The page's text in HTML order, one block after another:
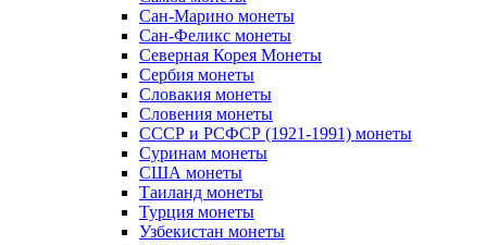
Сан-Марино монеты
Сан-Феликс монеты
Северная Корея Монеты
Сербия монеты
Словакия монеты
Словения монеты
СССР и РСФСР (1921-1991) монеты
Суринам монеты
США монеты
Таиланд монеты
Турция монеты
Узбекистан монеты